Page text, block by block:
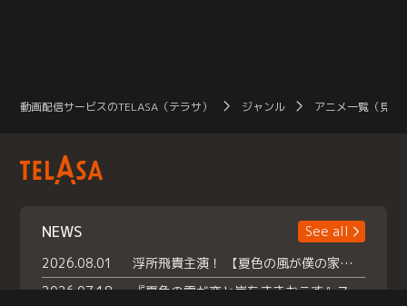
動画配信サービスのTELASA（テラサ） ジャンル アニメ一覧（見放
NEWS
See all
2026.08.01
浮所飛貴主演！ 【夏色の風が僕の家にやってきた】 本日よりテラサで独占配信スタート！
2026.07.18
『夏色の雲が恋と嵐をまきおこす』スペシャルメイキング 【Part1】2026年７月18日（土）23時30分～配信スタート！話題のシーンの裏側を大公開！豪華キャスト大集合！ 『武宮家 真夏の家族会議』開催！